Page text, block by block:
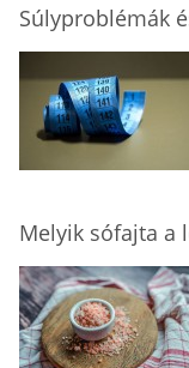
Súlyproblémák
Melyik sófajta a